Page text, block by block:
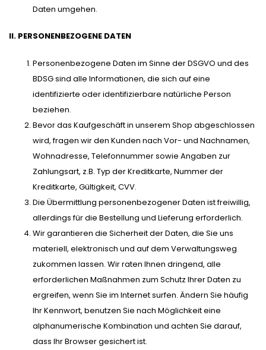
Daten umgehen.
II. PERSONENBEZOGENE DATEN
Personenbezogene Daten im Sinne der DSGVO und des
BDSG sind alle Informationen, die sich auf eine
identifizierte oder identifizierbare natürliche Person
beziehen.
Bevor das Kaufgeschäft in unserem Shop abgeschlossen
wird, fragen wir den Kunden nach Vor- und Nachnamen,
Wohnadresse, Telefonnummer sowie Angaben zur
Zahlungsart, z.B. Typ der Kreditkarte, Nummer der
Kreditkarte, Gültigkeit, CVV.
Die Übermittlung personenbezogener Daten ist freiwillig,
allerdings für die Bestellung und Lieferung erforderlich.
Wir garantieren die Sicherheit der Daten, die Sie uns
materiell, elektronisch und auf dem Verwaltungsweg
zukommen lassen. Wir raten Ihnen dringend, alle
erforderlichen Maßnahmen zum Schutz Ihrer Daten zu
ergreifen, wenn Sie im Internet surfen. Ändern Sie häufig
Ihr Kennwort, benutzen Sie nach Möglichkeit eine
alphanumerische Kombination und achten Sie darauf,
dass Ihr Browser gesichert ist.